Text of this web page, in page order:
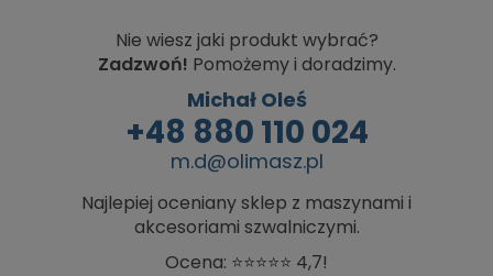
Nie wiesz jaki produkt wybrać?
Zadzwoń! Pomożemy i doradzimy.
Michał Oleś
+48 880 110 024
m.d@olimasz.pl
Najlepiej oceniany sklep z maszynami i
akcesoriami szwalniczymi.
Ocena: ⭐⭐⭐⭐⭐ 4,7!